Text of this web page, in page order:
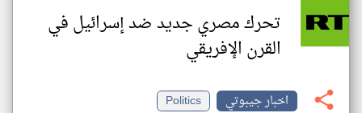
تحرك مصري جديد ضد إسرائيل في
القرن الإفريقي
اخبار جيبوتي
Politics